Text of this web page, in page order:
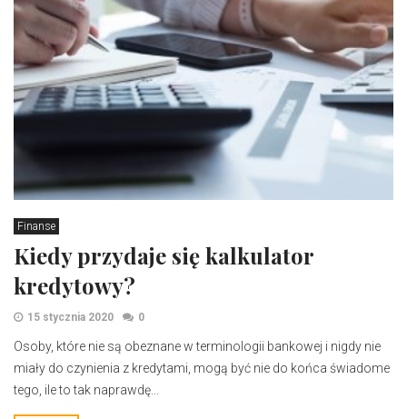
Finanse
Kiedy przydaje się kalkulator
kredytowy?
15 stycznia 2020 0
Osoby, które nie są obeznane w terminologii bankowej i nigdy nie
miały do czynienia z kredytami, mogą być nie do końca świadome
tego, ile to tak naprawdę...